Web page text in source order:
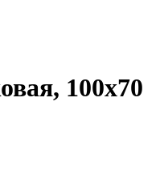
100х70